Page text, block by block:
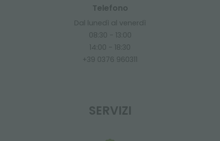
Telefono
Dal lunedì al venerdì
08:30 - 13:00
14:00 - 18:30
+39 0376 960311
SERVIZI